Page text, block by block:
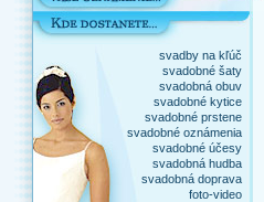
svadby na kľúč
svadobné šaty
svadobná obuv
svadobné kytice
svadobné prstene
svadobné oznámenia
svadobné účesy
svadobná hudba
svadobná doprava
foto-video